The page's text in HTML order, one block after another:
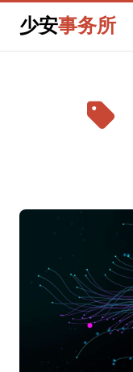
少安事务所